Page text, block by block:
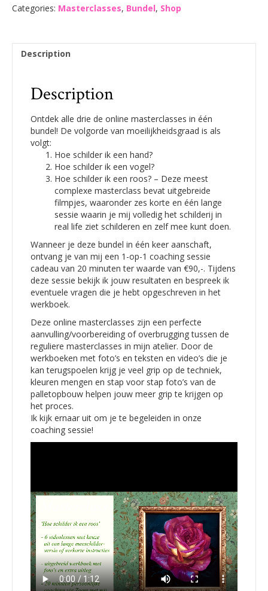
Categories: Masterclasses, Bundel, Shop
Description
Description
Ontdek alle drie de online masterclasses in één
bundel! De volgorde van moeilijkheidsgraad is als
volgt:
Hoe schilder ik een hand?
Hoe schilder ik een vogel?
Hoe schilder ik een roos? – Deze meest
complexe masterclass bevat uitgebreide
filmpjes, waaronder zes korte en één lange
sessie waarin je mij volledig het schilderij in
real life ziet schilderen en zelf mee kunt doen.
Wanneer je deze bundel in één keer aanschaft,
ontvang je van mij een 1-op-1 coaching sessie
cadeau van 20 minuten ter waarde van €90,-. Tijdens
deze sessie bekijk ik jouw resultaten en bespreek ik
eventuele vragen die je hebt opgeschreven in het
werkboek.
Deze online masterclasses zijn een perfecte
aanvulling/voorbereiding of overbrugging tussen de
reguliere masterclasses in mijn atelier. Door de
werkboeken met foto’s en teksten en video’s die je
kan terugspoelen krijg je veel grip op de techniek,
kleuren mengen en stap voor stap foto’s van de
palletopbouw helpen jouw meer grip te krijgen op
het proces.
Ik kijk ernaar uit om je te begeleiden in onze
coaching sessie!